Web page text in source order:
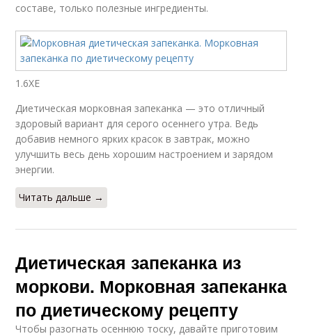
составе, только полезные ингредиенты.
1.6ХЕ
Диетическая морковная запеканка — это отличный
здоровый вариант для серого осеннего утра. Ведь
добавив немного ярких красок в завтрак, можно
улучшить весь день хорошим настроением и зарядом
энергии.
Читать дальше →
Диетическая запеканка из
моркови. Морковная запеканка
по диетическому рецепту
Чтобы разогнать осеннюю тоску, давайте приготовим